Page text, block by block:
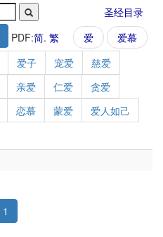
圣经目录
PDF:简. 繁 爱
爱慕
爱子 宠爱
慈爱
亲爱 仁爱
贪爱
恋慕 蒙爱
爱人如己
1